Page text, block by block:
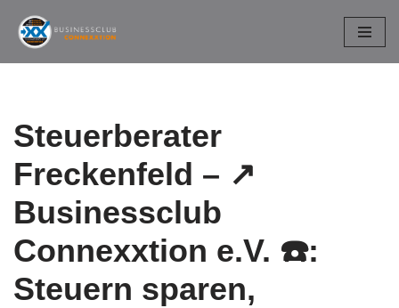
Zum
Steuerberater
Freckenfeld – ↗️
Businessclub
Connexxtion e.V. ☎️:
Steuern sparen,